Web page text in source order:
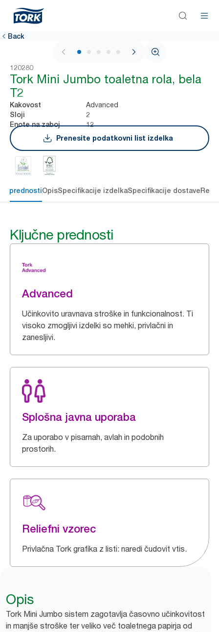
Back
1 / 5
120280
Tork Mini Jumbo toaletna rola, bela
T2
Kakovost Advanced
Sloji 2
Enote na zaboj
12
Prenesite podatkovni list izdelka
prednostiOpisSpecifikacije izdelkaSpecifikacije dostave
Ključne prednosti
Advanced
Učinkovito uravnava stroške in funkcionalnost. Ti
visoko zmogljivi izdelki so mehki, privlačni in
zanesljivi.
Splošna javna uporaba
Za uporabo v pisarnah, avlah in podobnih
prostorih.
Reliefni vzorec
Privlačna Tork grafika z listi: naredi čudovit vtis.
Opis
Tork Mini Jumbo sistem zagotavlja časovno učinkovitost
in manjše stroške ter veliko več toaletnega papirja od